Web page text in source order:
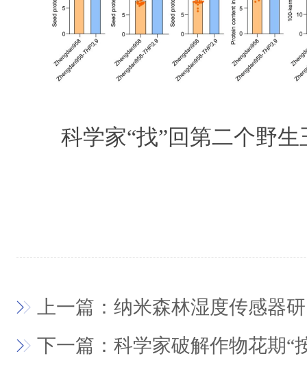
科学家“找”回第二个野
上一篇：纳米森林湿度传感器
下一篇：科学家破解作物花期“